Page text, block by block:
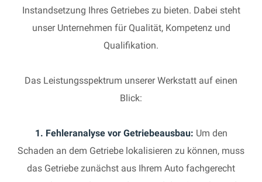
Instandsetzung Ihres Getriebes zu bieten. Dabei steht
unser Unternehmen für Qualität, Kompetenz und
Qualifikation.
Das Leistungsspektrum unserer Werkstatt auf einen
Blick:
1. Fehleranalyse vor Getriebeausbau: Um den
Schaden an dem Getriebe lokalisieren zu können, muss
das Getriebe zunächst aus Ihrem Auto fachgerecht